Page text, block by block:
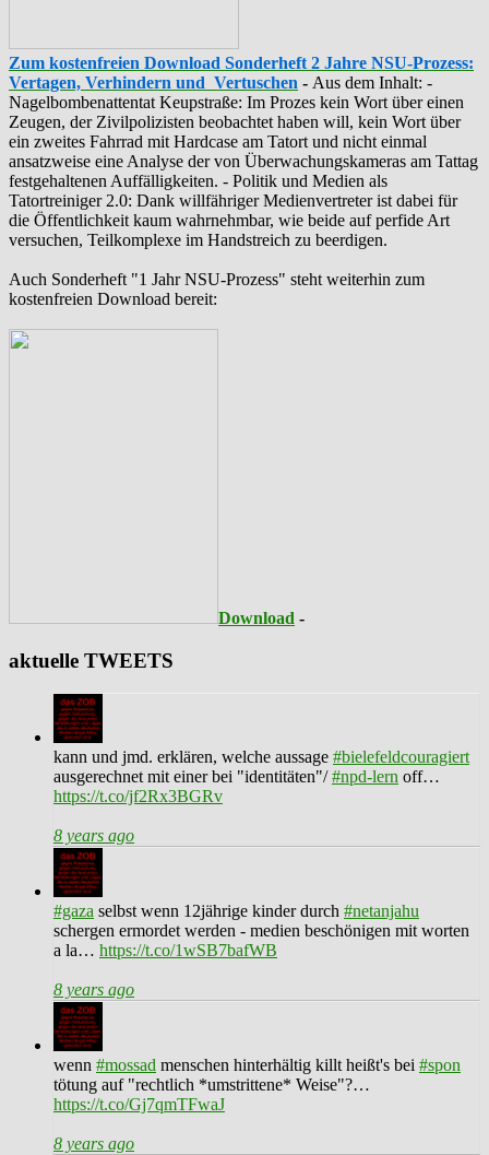
Zum kostenfreien Download Sonderheft 2 Jahre NSU-Prozess:
Vertagen, Verhindern und Vertuschen - Aus dem Inhalt: -
‪Nagelbombenattentat‬ ‎Keupstraße‬: Im Prozes kein Wort über einen
Zeugen, der Zivilpolizisten beobachtet haben will, kein Wort über
ein zweites Fahrrad mit Hardcase am Tatort und nicht einmal
ansatzweise eine Analyse der von Überwachungskameras am Tattag
festgehaltenen Auffälligkeiten. - Politik und Medien als
‪Tatortreiniger‬ 2.0: Dank willfähriger Medienvertreter ist dabei für
die Öffentlichkeit kaum wahrnehmbar, wie beide auf perfide Art
versuchen, Teilkomplexe im Handstreich zu beerdigen.
Auch Sonderheft "1 Jahr NSU-Prozess" steht weiterhin zum
kostenfreien Download bereit:
Download -
aktuelle TWEETS
kann und jmd. erklären, welche aussage #bielefeldcouragiert
ausgerechnet mit einer bei "identitäten"/#npd-lern off…
https://t.co/jf2Rx3BGRv
8 years ago
#gaza selbst wenn 12jährige kinder durch #netanjahu
schergen ermordet werden - medien beschönigen mit worten
a la… https://t.co/1wSB7bafWB
8 years ago
wenn #mossad menschen hinterhältig killt heißt's bei #spon
tötung auf "rechtlich *umstrittene* Weise"?…
https://t.co/Gj7qmTFwaJ
8 years ago